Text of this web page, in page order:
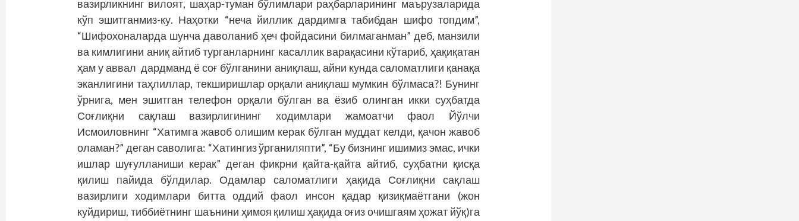
вазирликнинг вилоят, шаҳар-туман бўлимлари раҳбарларининг маърузаларида
кўп эшитганмиз-ку. Наҳотки “неча йиллик дардимга табибдан шифо топдим”,
“Шифохоналарда шунча даволаниб ҳеч фойдасини билмаганман” деб, манзили
ва кимлигини аниқ айтиб турганларнинг касаллик варақасини кўтариб, ҳақиқатан
ҳам у аввал дардманд ё соғ бўлганини аниқлаш, айни кунда саломатлиги қанақа
эканлигини таҳлиллар, текширишлар орқали аниқлаш мумкин бўлмаса?! Бунинг
ўрнига, мен эшитган телефон орқали бўлган ва ёзиб олинган икки суҳбатда
Соғлиқни сақлаш вазирлигининг ходимлари жамоатчи фаол Йўлчи
Исмоиловнинг “Хатимга жавоб олишим керак бўлган муддат келди, қачон жавоб
оламан?” деган саволига: “Хатингиз ўрганиляпти”, “Бу бизнинг ишимиз эмас, ички
ишлар шуғулланиши керак” деган фикрни қайта-қайта айтиб, суҳбатни қисқа
қилиш пайида бўлдилар. Одамлар саломатлиги ҳақида Соғлиқни сақлаш
вазирлиги ходимлари битта оддий фаол инсон қадар қизиқмаётгани (жон
куйдириш, тиббиётнинг шаънини ҳимоя қилиш ҳақида оғиз очишгаям ҳожат йўқ)га